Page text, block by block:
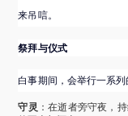
来吊唁。
祭拜与仪式
白事期间，会举行一系
守灵 ：在逝者旁守夜，